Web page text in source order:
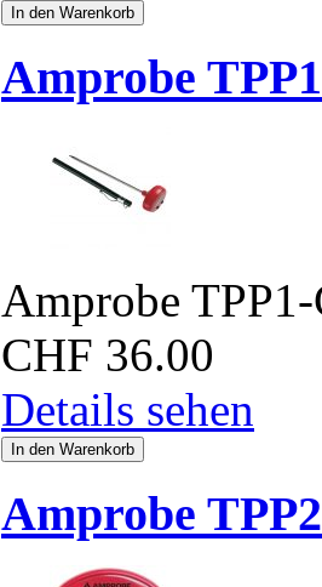
Amprobe
Amprobe
CHF 36.00
Details sehen
Amprobe